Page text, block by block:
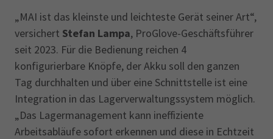
„MAI ist das kleinste und leichteste Gerät seiner Art“,
versichert Stefan Lampa, ProGlove-Geschäftsführer
seit 2023. Für die Bedienung reichen 4
konfigurierbare Knöpfe, der Akku soll den ganzen
Tag durchhalten und über eine Schnittstelle ist eine
Integration in das Lagerverwaltungssystem möglich.
„Das Lagermanagement kann ineffiziente
Arbeitsabläufe sofort erkennen und diese in Echtzeit